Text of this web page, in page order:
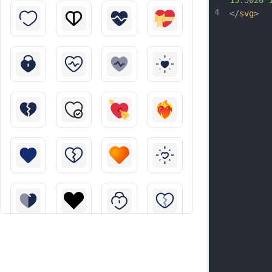
4
</svg>